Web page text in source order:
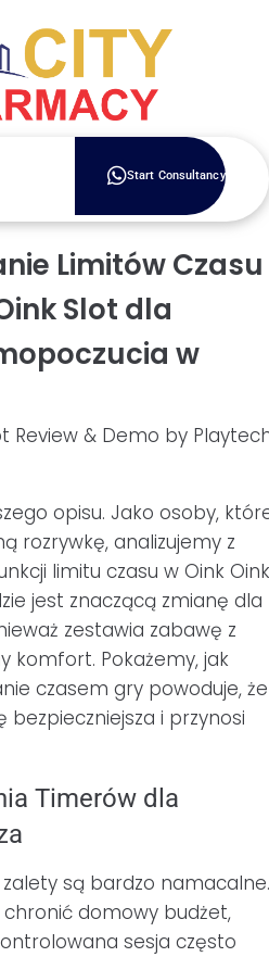
Start Consultancy
Limitów Czasu
Slot dla
w
opisu. Jako osoby,
rozrywkę, analizujemy z
limitu czasu w Oink Oink
jest znaczącą zmianę dla
zestawia zabawę z
komfort. Pokażemy, jak
czasem gry powoduje, że
bezpieczniejsza i przynosi
Timerów dla
są bardzo namacalne.
domowy budżet,
sesja często